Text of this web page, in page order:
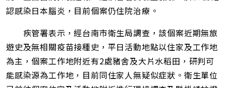
認感染日本腦炎，目前個案仍住院治療。
疾管署表示，經台南市衛生局調查，該個案近期無旅
遊史及無相關疫苗接種史，平日活動地點以住家及工作地
為主，個案工作地附近有2處豬舍及大片水稻田，研判可
能感染源為工作地，目前同住家人無疑似症狀。衛生單位